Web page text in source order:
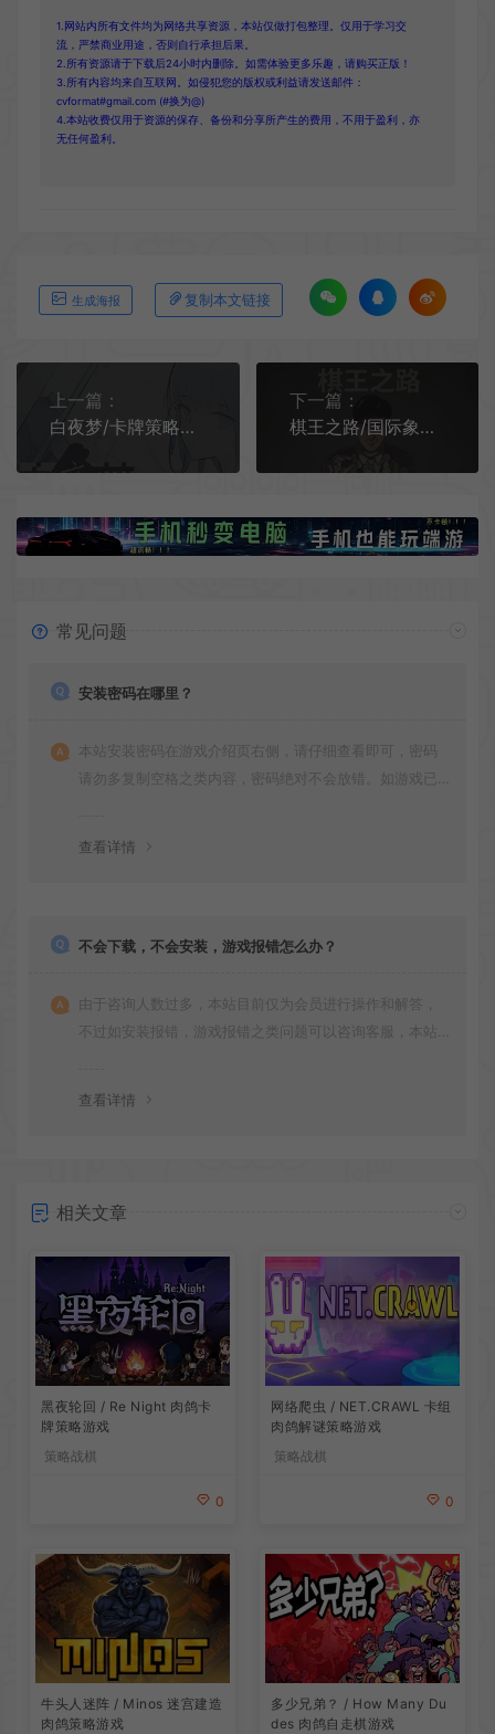
1.网站内所有文件均为网络共享资源，本站仅做打包整理。仅用于学习交
流，严禁商业用途，否则自行承担后果。
2.所有资源请于下载后24小时内删除。如需体验更多乐趣，请购买正版！
3.所有内容均来自互联网。如侵犯您的版权或利益请发送邮件：
cvformat#gmail.com (#换为@)
4.本站收费仅用于资源的保存、备份和分享所产生的费用，不用于盈利，亦
无任何盈利。
生成海报 复制本文链接
上一篇：
白夜梦/卡牌策略肉鸽游戏 White Night Dream 下载
下一篇：
棋王之路/国际象棋职业策略游戏 Master of Chess 下载
常见问题
安装密码在哪里？
本站安装密码在游戏介绍页右侧，请仔细查看即可，密码
请勿多复制空格之类内容，密码绝对不会放错。如游戏已
查看详情
不会下载，不会安装，游戏报错怎么办？
由于咨询人数过多，本站目前仅为会员进行操作和解答，
不过如安装报错，游戏报错之类问题可以咨询客服，本站
查看详情
相关文章
黑夜轮回 / Re Night 肉鸽卡
牌策略游戏
策略战棋
0
网络爬虫 / NET.CRAWL 卡组
肉鸽解谜策略游戏
策略战棋
0
牛头人迷阵 / Minos 迷宫建造
肉鸽策略游戏
多少兄弟？ / How Many Du
des 肉鸽自走棋游戏